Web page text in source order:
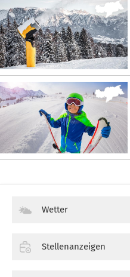
Wetter
Stellenanzeigen